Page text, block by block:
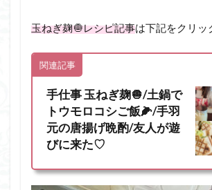
玉ねぎ麹🧅レシピ記事は下記をクリッ
関連記事
手仕事 玉ねぎ麹🧅/土鍋で
トウモロコシご飯🌽/手羽
元の唐揚げ晩酌/友人が遊
びに来た♡